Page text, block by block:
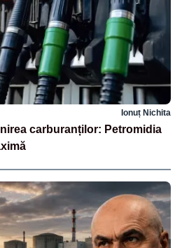
Ionuț Nichita
carburanților: Petromidia